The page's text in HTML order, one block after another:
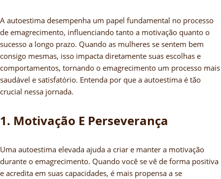
A autoestima desempenha um papel fundamental no processo
de emagrecimento, influenciando tanto a motivação quanto o
sucesso a longo prazo. Quando as mulheres se sentem bem
consigo mesmas, isso impacta diretamente suas escolhas e
comportamentos, tornando o emagrecimento um processo mais
saudável e satisfatório. Entenda por que a autoestima é tão
crucial nessa jornada.
1. Motivação E Perseverança
Uma autoestima elevada ajuda a criar e manter a motivação
durante o emagrecimento. Quando você se vê de forma positiva
e acredita em suas capacidades, é mais propensa a se